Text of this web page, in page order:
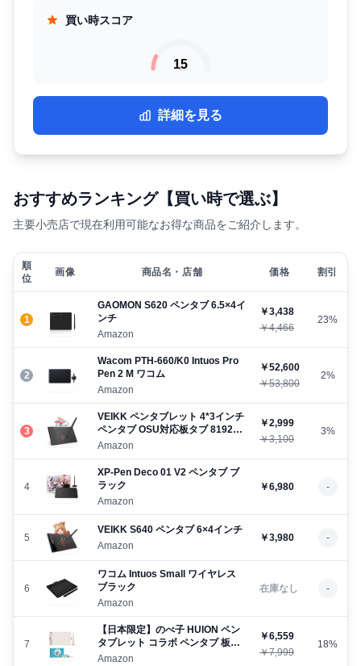
買い時スコア
15
詳細を見る
おすすめランキング【買い時で選ぶ】
主要小売店で現在利用可能なお得な商品をご紹介します。
順
位
画像 商品名・店舗 価格 割引
1
GAOMON S620 ペンタブ 6.5×4イ
ンチ
Amazon
￥3,438
￥4,466
23%
2
Wacom PTH-660/K0 Intuos Pro
Pen 2 M ワコム
Amazon
￥52,600
￥53,800
2%
3
VEIKK ペンタブレット 4*3インチ
ペンタブ OSU対応板タブ 8192レ
ベル筆圧 290PPS 充電不要ペン 4
左利き Windows Mac
Chromebook Linux Android スマ
用 絵描き 初心者向け 子供利用可
Amazon
￥2,999
￥3,100
3%
4
XP-Pen Deco 01 V2 ペンタブ ブ
ラック
Amazon
￥6,980 -
5
VEIKK S640 ペンタブ 6×4インチ
Amazon
￥3,980 -
6
ワコム Intuos Small ワイヤレス
ブラック
Amazon
在庫なし -
7
【日本限定】のべ子 HUION ペン
タブレット コラボ ペンタブ 板タ
ブ ギフト向け 紙に描くようなデ
Amazon
￥6,559
￥7,999
18%